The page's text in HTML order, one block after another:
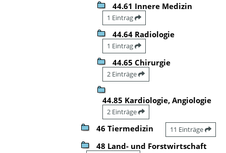
44.61 Innere Medizin
1 Eintrag
44.64 Radiologie
1 Eintrag
44.65 Chirurgie
2 Einträge
44.85 Kardiologie, Angiologie
2 Einträge
46 Tiermedizin 11 Einträge
48 Land- und Forstwirtschaft